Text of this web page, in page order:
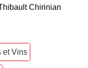
Chirinian
et Vins